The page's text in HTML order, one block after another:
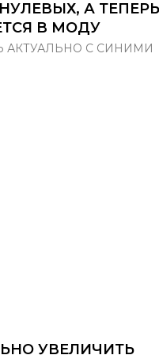
А ТЕПЕРЬ
В МОДУ
АКТУАЛЬНО С СИНИМИ
УВЕЛИЧИТЬ